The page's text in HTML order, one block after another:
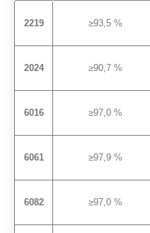
2219 ≥93,5 %
2024 ≥90,7 %
6016 ≥97,0 %
6061 ≥97,9 %
6082 ≥97,0 %